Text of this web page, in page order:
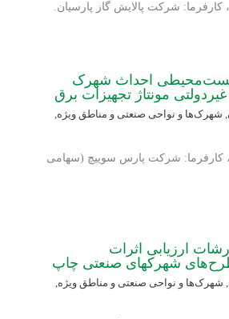
کارفرما: شرکت پالایش گاز پارسیان.
زیست‌محیطی احداث شهرک
مونتاژ تجهیزات برق
, شهرک‌ها و نواحی صنعتی و مناطق ویژه,
کارفرما: شرکت پارس سوییچ (سهامی
ارزیابی اثرات
شهرکهای صنعتی چاپ
, شهرک‌ها و نواحی صنعتی و مناطق ویژه,